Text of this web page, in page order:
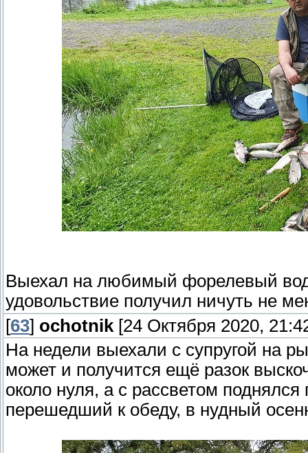
Выехал на любимый форелевый
удовольствие получил ничуть не
[63] ochotnik [24 Октября 2020,
На недели выехали с супругой на
может и получится ещё разок
около нуля, а с рассветом
перешедший к обеду, в нудный